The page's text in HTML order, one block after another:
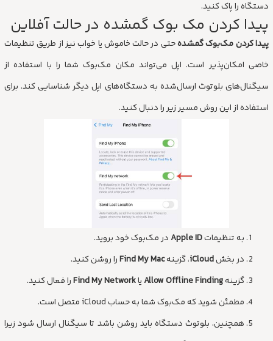
دستگاه را پاک کنید.
پیدا کردن مک بوک گمشده در حالت آفلاین
پیدا کردن مک‌بوک گمشدهحتی در حالت خاموش یا خواب نیز از طریق تنظیمات
خاصی امکان‌پذیر است. اپل می‌تواند مکان مک‌بوک شما را با استفاده از
سیگنال‌های بلوتوث ارسال‌شده به دستگاه‌های اپل دیگر شناسایی کند. برای
استفاده از این روش مسیر زیر را دنبال کنید.
به تنظیماتApple IDدر مک‌بوک خود بروید.
در بخشiCloud، گزینهFind My Macرا روشن کنید.
گزینهAllow Offline FindingیاFind My Networkرا فعال کنید.
مطمئن شوید که مک‌بوک شما به حساب iCloud متصل است.
همچنین، بلوتوث دستگاه باید روشن باشد تا سیگنال ارسال شود زیرا